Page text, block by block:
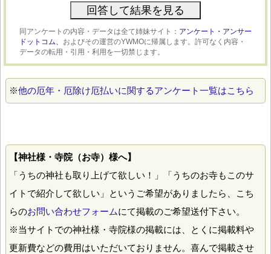
同アンケートの内容・データは全て姉妹サイト： アンケート・アンサー
ドットコム、 およびその運営のYWMOに帰属します。許可なく内容・
データの転用・引用・利用を一切禁じます。
※他の厄年・厄除け厄払いに関するアンケート一覧はこちら
【神社様・寺院（お寺）様へ】
「うちの神社も取り上げて欲しい！」「うちのお寺もこのサ
イトで紹介して欲しい」というご希望がありましたら、こち
らのお問い合わせフォームにて掲載のご希望送付下さい。
※当サイトでの神社様・寺院様の掲載には、とくに掲載料や
更新費などの費用はいただいておりません。喜んで掲載させ